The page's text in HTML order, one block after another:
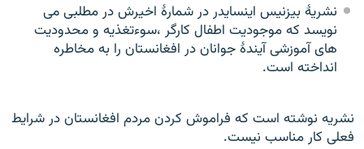
نشریۀ بیزنیس اینسایدر در شمارۀ اخیرش در مطلبی می
نویسد که موجودیت اطفال کارگر ،سوءتغذیه و محدودیت
های آموزشی آیندۀ جوانان در افغانستان را به مخاطره
انداخته است.
نشریه نوشته است که فراموش کردن مردم افغانستان در شرایط
فعلی کار مناسب نیست.